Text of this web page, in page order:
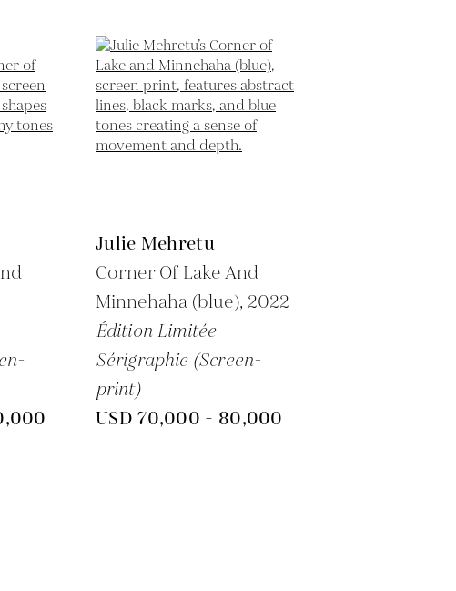
Julie Mehretu
Corner Of Lake And
Minnehaha (blue), 2022
Édition Limitée
Sérigraphie (Screen-
print)
USD 70,000 - 80,000